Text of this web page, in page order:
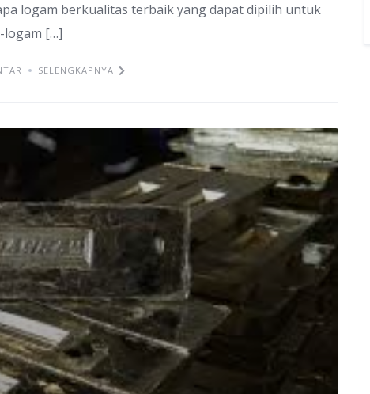
logam berkualitas terbaik yang dapat dipilih untuk
logam […]
SELENGKAPNYA